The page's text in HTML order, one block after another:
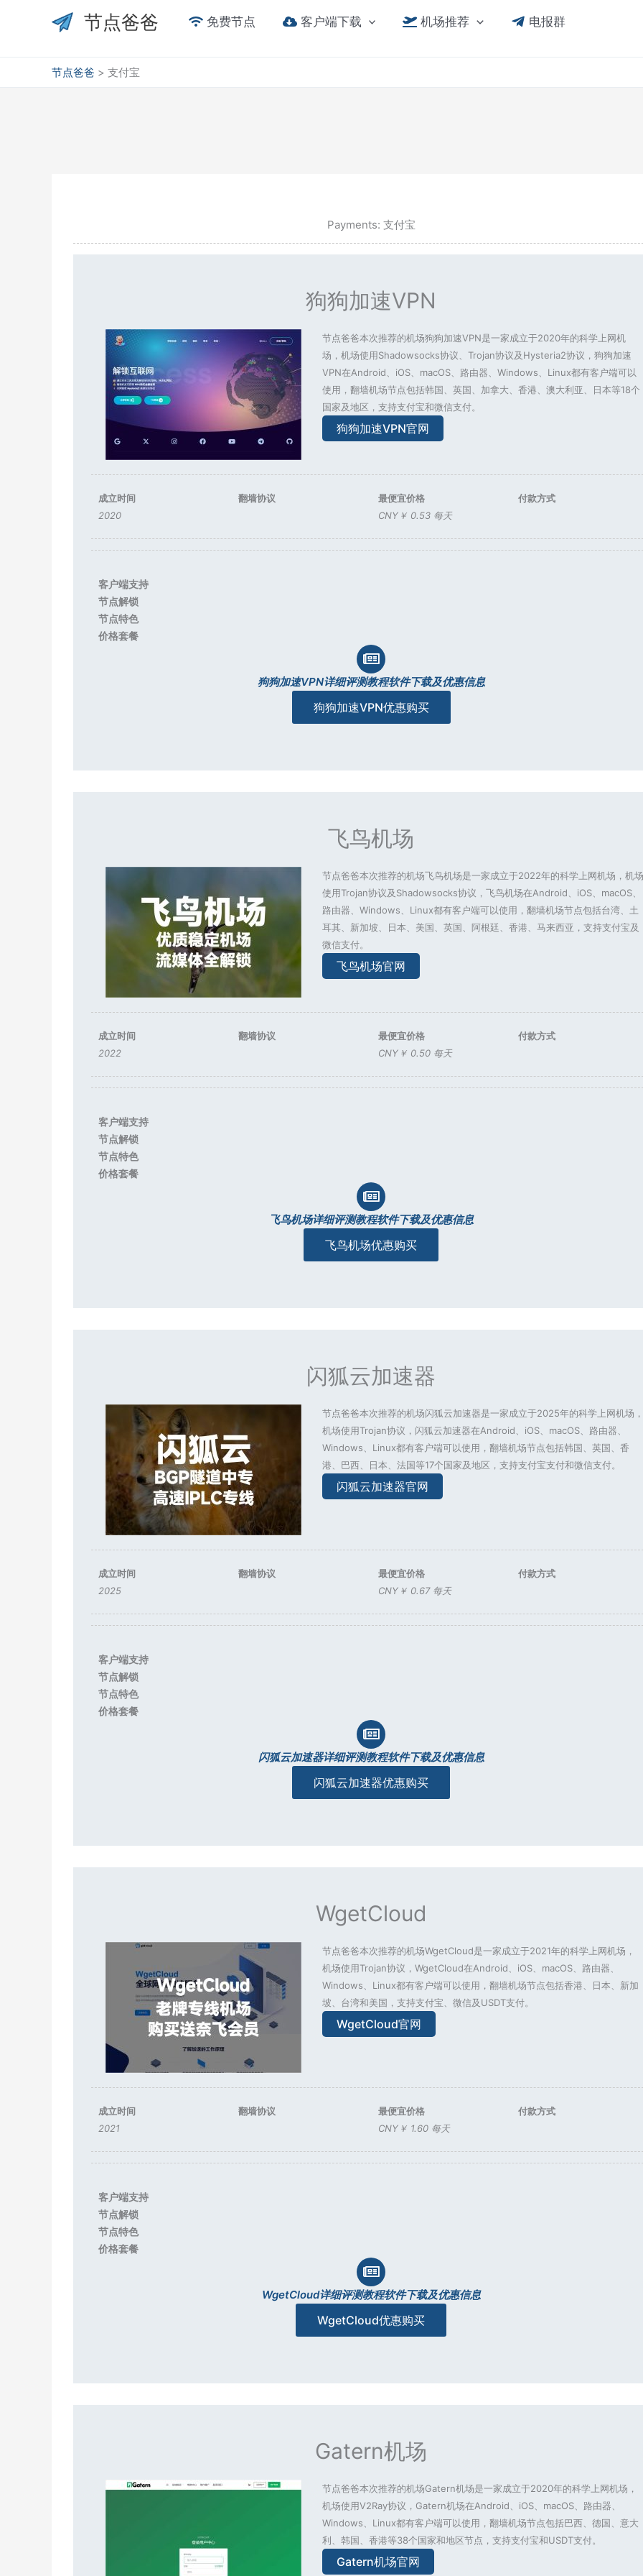
节点爸爸 免费节点 客户端下载 机场推荐 电报群
节点爸爸 > 支付宝
Payments: 支付宝
狗狗加速VPN
节点爸爸本次推荐的机场狗狗加速VPN是一家成立于2020年的科学上网机
场，机场使用Shadowsocks协议、Trojan协议及Hysteria2协议，狗狗加速
VPN在Android、iOS、macOS、路由器、Windows、Linux都有客户端可以
使用，翻墙机场节点包括韩国、英国、加拿大、香港、澳大利亚、日本等18个
国家及地区，支持支付宝和微信支付。
狗狗加速VPN官网
成立时间
2020
翻墙协议
最便宜价格
CNY￥ 0.53 每天
付款方式
客户端支持
节点解锁
节点特色
价格套餐
狗狗加速VPN详细评测教程软件下载及优惠信息
狗狗加速VPN优惠购买
飞鸟机场
节点爸爸本次推荐的机场飞鸟机场是一家成立于2022年的科学上网机场，机场
使用Trojan协议及Shadowsocks协议，飞鸟机场在Android、iOS、macOS、
路由器、Windows、Linux都有客户端可以使用，翻墙机场节点包括台湾、土
耳其、新加坡、日本、美国、英国、阿根廷、香港、马来西亚，支持支付宝及
微信支付。
飞鸟机场官网
成立时间
2022
翻墙协议
最便宜价格
CNY￥ 0.50 每天
付款方式
客户端支持
节点解锁
节点特色
价格套餐
飞鸟机场详细评测教程软件下载及优惠信息
飞鸟机场优惠购买
闪狐云加速器
节点爸爸本次推荐的机场闪狐云加速器是一家成立于2025年的科学上网机场，
机场使用Trojan协议，闪狐云加速器在Android、iOS、macOS、路由器、
Windows、Linux都有客户端可以使用，翻墙机场节点包括韩国、英国、香
港、巴西、日本、法国等17个国家及地区，支持支付宝支付和微信支付。
闪狐云加速器官网
成立时间
2025
翻墙协议
最便宜价格
CNY￥ 0.67 每天
付款方式
客户端支持
节点解锁
节点特色
价格套餐
闪狐云加速器详细评测教程软件下载及优惠信息
闪狐云加速器优惠购买
WgetCloud
节点爸爸本次推荐的机场WgetCloud是一家成立于2021年的科学上网机场，
机场使用Trojan协议，WgetCloud在Android、iOS、macOS、路由器、
Windows、Linux都有客户端可以使用，翻墙机场节点包括香港、日本、新加
坡、台湾和美国，支持支付宝、微信及USDT支付。
WgetCloud官网
成立时间
2021
翻墙协议
最便宜价格
CNY￥ 1.60 每天
付款方式
客户端支持
节点解锁
节点特色
价格套餐
WgetCloud详细评测教程软件下载及优惠信息
WgetCloud优惠购买
Gatern机场
节点爸爸本次推荐的机场Gatern机场是一家成立于2020年的科学上网机场，
机场使用V2Ray协议，Gatern机场在Android、iOS、macOS、路由器、
Windows、Linux都有客户端可以使用，翻墙机场节点包括巴西、德国、意大
利、韩国、香港等38个国家和地区节点，支持支付宝和USDT支付。
Gatern机场官网